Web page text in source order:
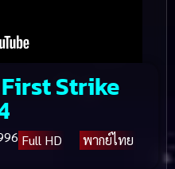
Strike
Full HD พากย์ไทย